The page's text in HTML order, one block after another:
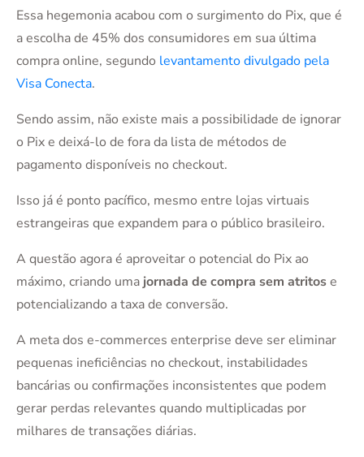
Essa hegemonia acabou com o surgimento do Pix, que é
a escolha de 45% dos consumidores em sua última
compra online, segundo levantamento divulgado pela
Visa Conecta.
Sendo assim, não existe mais a possibilidade de ignorar
o Pix e deixá-lo de fora da lista de métodos de
pagamento disponíveis no checkout.
Isso já é ponto pacífico, mesmo entre lojas virtuais
estrangeiras que expandem para o público brasileiro.
A questão agora é aproveitar o potencial do Pix ao
máximo, criando uma jornada de compra sem atritose
potencializando a taxa de conversão.
A meta dos e-commerces enterprise deve ser eliminar
pequenas ineficiências no checkout, instabilidades
bancárias ou confirmações inconsistentes que podem
gerar perdas relevantes quando multiplicadas por
milhares de transações diárias.